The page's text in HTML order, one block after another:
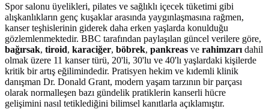
Spor salonu üyelikleri, pilates ve sağlıklı içecek tüketimi gibi
alışkanlıkların genç kuşaklar arasında yaygınlaşmasına rağmen,
kanser teşhislerinin giderek daha erken yaşlarda konulduğu
gözlemlenmektedir. BBC tarafından paylaşılan güncel verilere göre,
bağırsak, tiroid, karaciğer, böbrek, pankreas ve rahimzarı dahil
olmak üzere 11 kanser türü, 20'li, 30'lu ve 40'lı yaşlardaki kişilerde
kritik bir artış eğilimindedir. Pratisyen hekim ve kıdemli klinik
danışman Dr. Donald Grant, modern yaşam tarzının bir parçası
olarak normalleşen bazı gündelik pratiklerin kanserli hücre
gelişimini nasıl tetiklediğini bilimsel kanıtlarla açıklamıştır.